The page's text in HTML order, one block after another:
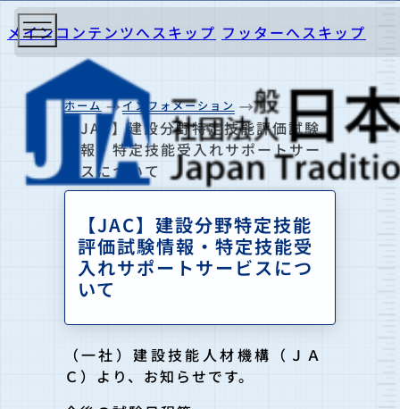
メインコンテンツへスキップ フッターへスキップ
ホーム インフォメーション
【JAC】建設分野特定技能評価試験
情報・特定技能受入れサポートサー
ビスについて
【JAC】建設分野特定技能
評価試験情報・特定技能受
入れサポートサービスにつ
いて
（一社）建設技能人材機構（ＪＡ
Ｃ）より、お知らせです。